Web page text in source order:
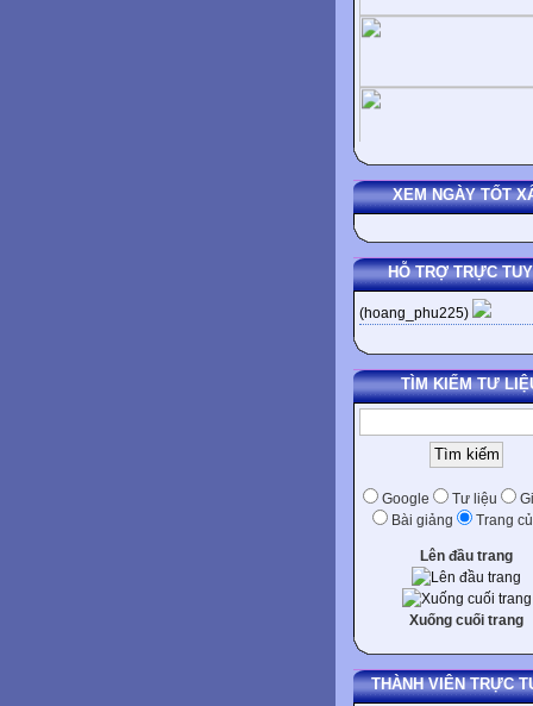
XEM NGÀY TỐT
HỖ TRỢ TRỰC
(hoang_phu225)
TÌM KIẾM TƯ
Google Tư liệu
Bài giảng
Trang
Lên đầu trang
Xuống cuối trang
THÀNH VIÊN TRỰC